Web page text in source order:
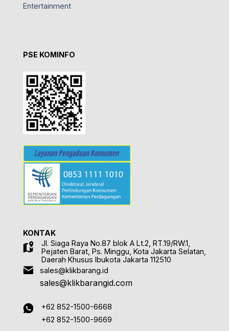
Entertainment
PSE KOMINFO
KONTAK
Jl. Siaga Raya No.87 blok A Lt.2, RT.19/RW.1,
Pejaten Barat, Ps. Minggu, Kota Jakarta Selatan,
Daerah Khusus Ibukota Jakarta 112510
sales@klikbarang.id
sales@klikbarangid.com
+62 852-1500-6668
+62 852-1500-9669